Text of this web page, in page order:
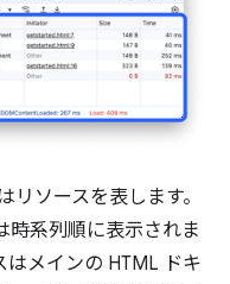
リソースを表します。
時系列順に表示されま
はメインの HTML ドキ